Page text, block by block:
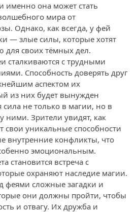
именно она может стать
мира от
Однако, как всегда, у фей
— злые силы, которые хотят
для своих тёмных дел.
сталкиваются с трудными
Способность доверять друг
аспектом их
из них будет вынужден
сила не только в магии, но в
ними. Зрители увидят, как
свои уникальные способности
внутренние конфликты, что
эмоциональным.
становится встреча с
охраняют наследие магии.
феями сложные загадки и
они должны пройти, чтобы
и отвагу. Их дружба и